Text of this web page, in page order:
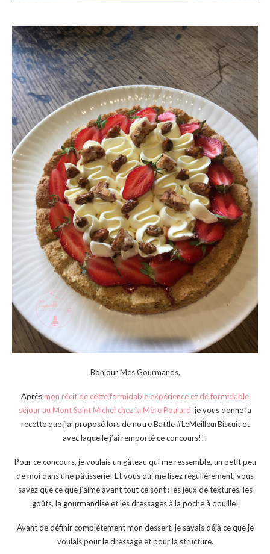
Bonjour Mes Gourmands,
Après mon récit de cette formidable expérience et de formidable
séjour au Mont Saint Michel chez la Mère Poulard, je vous donne la
recette que j’ai proposé lors de notre Battle #LeMeilleurBiscuit et
avec laquelle j’ai remporté ce concours!!!
Pour ce concours, je voulais un gâteau qui me ressemble, un petit peu
de moi dans une pâtisserie! Et vous qui me lisez régulièrement, vous
savez que ce que j’aime avant tout ce sont : les jeux de textures, les
goûts, la gourmandise et les dressages à la poche à douille!
Avant de définir complètement mon dessert, je savais déjà ce que je
voulais pour le dressage et pour la structure.